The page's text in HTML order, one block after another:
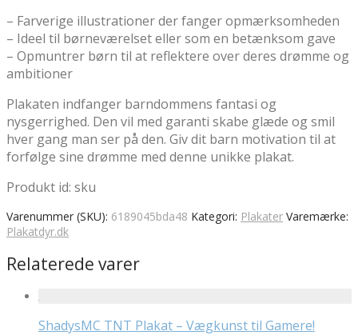
– Farverige illustrationer der fanger opmærksomheden
– Ideel til børneværelset eller som en betænksom gave
– Opmuntrer børn til at reflektere over deres drømme og
ambitioner
Plakaten indfanger barndommens fantasi og
nysgerrighed. Den vil med garanti skabe glæde og smil
hver gang man ser på den. Giv dit barn motivation til at
forfølge sine drømme med denne unikke plakat.
Produkt id: sku
Varenummer (SKU): 6189045bda48 Kategori: Plakater Varemærke:
Plakatdyr.dk
Relaterede varer
ShadysMC TNT Plakat – Vægkunst til Gamere!